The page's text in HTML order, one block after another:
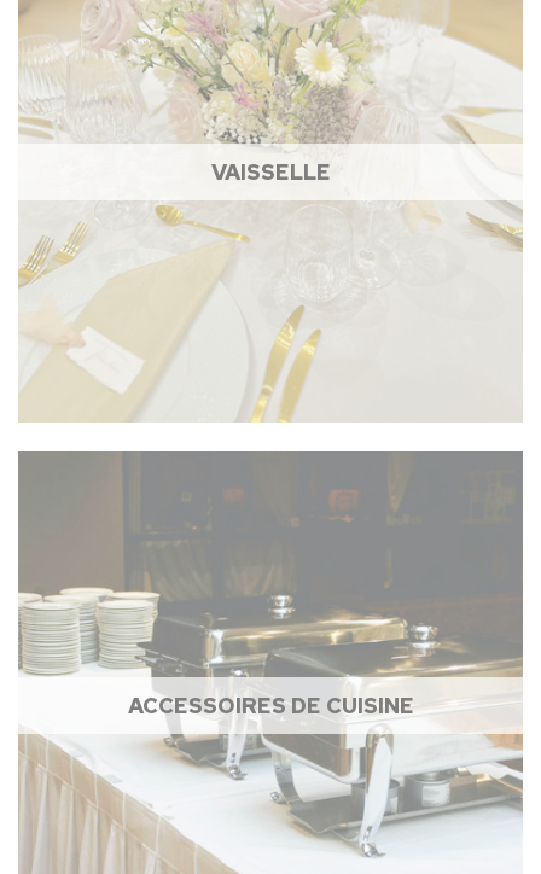
VAISSELLE
ACCESSOIRES DE CUISINE